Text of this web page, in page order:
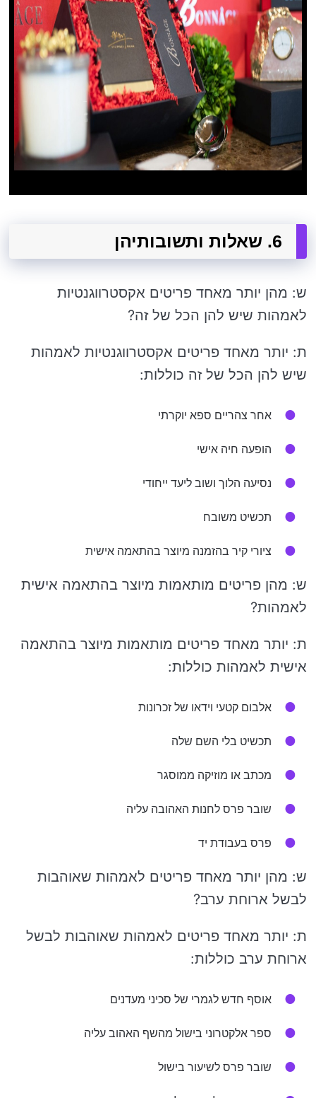
6. שאלות ותשובותיהן
ש: מהן יותר מאחד פריטים אקסטרווגנטיות
לאמהות שיש להן הכל של זה?
ת: יותר מאחד פריטים אקסטרווגנטיות לאמהות
שיש להן הכל של זה כוללות:
אחר צהריים ספא יוקרתי
הופעה חיה אישי
נסיעה הלוך ושוב ליעד ייחודי
תכשיט משובח
ציורי קיר בהזמנה מיוצר בהתאמה אישית
ש: מהן פריטים מותאמות מיוצר בהתאמה אישית
לאמהות?
ת: יותר מאחד פריטים מותאמות מיוצר בהתאמה
אישית לאמהות כוללות:
אלבום קטעי וידאו של זכרונות
תכשיט בלי השם שלה
מכתב או מוזיקה ממוסגר
שובר פרס לחנות האהובה עליה
פרס בעבודת יד
ש: מהן יותר מאחד פריטים לאמהות שאוהבות
לבשל ארוחת ערב?
ת: יותר מאחד פריטים לאמהות שאוהבות לבשל
ארוחת ערב כוללות:
אוסף חדש לגמרי של סכיני מעדנים
ספר אלקטרוני בישול מהשף האהוב עליה
שובר פרס לשיעור בישול